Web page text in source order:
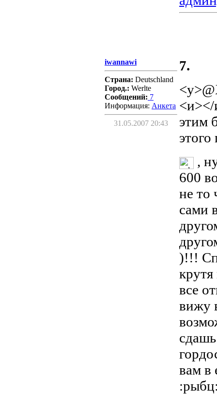
iwannawi
Страна: Deutschland
Город.: Werlte
Сообщений: 7
Информация: Aнкета
31.05.2007 20:43
7.
<и></
этим
этого
,
600
не то
сами
)!!!
все
вижу
вам в